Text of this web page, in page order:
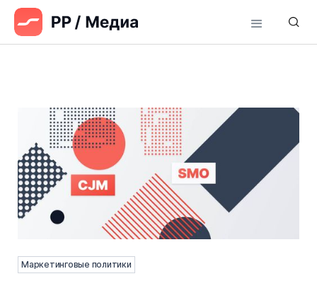
Маркетинговые политики